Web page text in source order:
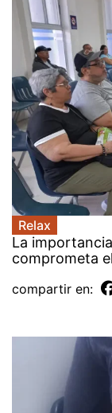
Relax
La
comprometa
compartir en: